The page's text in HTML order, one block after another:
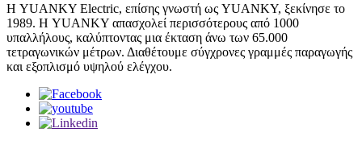
Η YUANKY Electric, επίσης γνωστή ως YUANKY, ξεκίνησε το
1989. Η YUANKY απασχολεί περισσότερους από 1000
υπαλλήλους, καλύπτοντας μια έκταση άνω των 65.000
τετραγωνικών μέτρων. Διαθέτουμε σύγχρονες γραμμές παραγωγής
και εξοπλισμό υψηλού ελέγχου.